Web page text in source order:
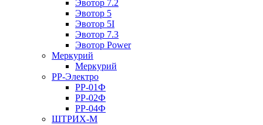
Эвотор 7.2
Эвотор 5
Эвотор 5I
Эвотор 7.3
Эвотор Power
Меркурий
Меркурий
РР-Электро
РР-01Ф
РР-02Ф
РР-04Ф
ШТРИХ-М